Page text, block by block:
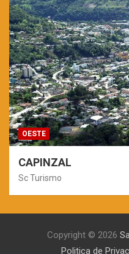
OESTE
CAPINZAL
Sc Turismo
Copyright © 2026
Politica de